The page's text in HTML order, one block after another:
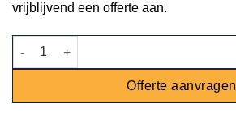
vrijblijvend een offerte aan.
Set steigerhout mixed deluxe aantal
Offerte aanvragen